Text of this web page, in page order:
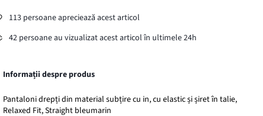
113 persoane apreciează acest articol
42 persoane au vizualizat acest articol în ultimele 24h
Informații despre produs
Pantaloni drepți din material subțire cu in, cu elastic și șiret în talie,
Relaxed Fit, Straight bleumarin